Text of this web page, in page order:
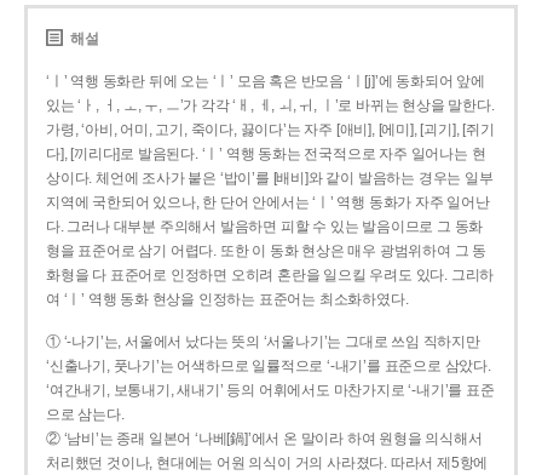
해설
‘ㅣ’ 역행 동화란 뒤에 오는 ‘ㅣ’ 모음 혹은 반모음 ‘ㅣ[j]’에 동화되어 앞에
있는 ‘ㅏ, ㅓ, ㅗ, ㅜ, ㅡ’가 각각 ‘ㅐ, ㅔ, ㅚ, ㅟ, ㅣ’로 바뀌는 현상을 말한다.
가령, ‘아비, 어미, 고기, 죽이다, 끓이다’는 자주 [애비], [에미], [괴기], [쥐기
다], [끼리다]로 발음된다. ‘ㅣ’ 역행 동화는 전국적으로 자주 일어나는 현
상이다. 체언에 조사가 붙은 ‘밥이’를 [배비]와 같이 발음하는 경우는 일부
지역에 국한되어 있으나, 한 단어 안에서는 ‘ㅣ’ 역행 동화가 자주 일어난
다. 그러나 대부분 주의해서 발음하면 피할 수 있는 발음이므로 그 동화
형을 표준어로 삼기 어렵다. 또한 이 동화 현상은 매우 광범위하여 그 동
화형을 다 표준어로 인정하면 오히려 혼란을 일으킬 우려도 있다. 그리하
여 ‘ㅣ’ 역행 동화 현상을 인정하는 표준어는 최소화하였다.
① ‘-나기’는, 서울에서 났다는 뜻의 ‘서울나기’는 그대로 쓰임 직하지만
‘신출나기, 풋나기’는 어색하므로 일률적으로 ‘-내기’를 표준으로 삼았다.
‘여간내기, 보통내기, 새내기’ 등의 어휘에서도 마찬가지로 ‘-내기’를 표준
으로 삼는다.
② ‘남비’는 종래 일본어 ‘나베[鍋]’에서 온 말이라 하여 원형을 의식해서
처리했던 것이나, 현대에는 어원 의식이 거의 사라졌다. 따라서 제5항에